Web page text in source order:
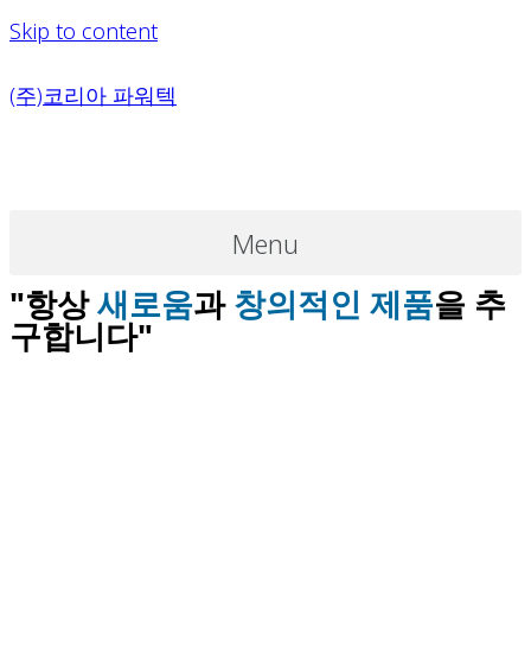
Skip to content
(주)코리아 파워텍
Menu
"항상새로움과창의적인 제품을 추
구합니다"